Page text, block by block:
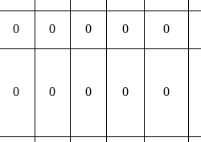
0 0 0 0 0
0 0 0 0 0